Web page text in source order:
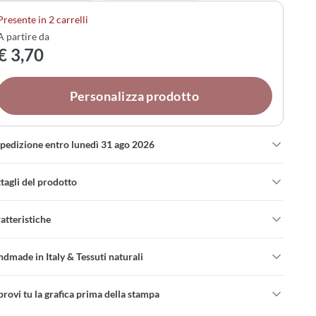
comunione, capace di raccontare il significato
con semplicità e raffinatezza.
in 2 carrelli
partire da
3,70
Personalizza prodotto
entro lunedì 31 ago 2026
del prodotto
in Italy & Tessuti naturali
tu la grafica prima della stampa